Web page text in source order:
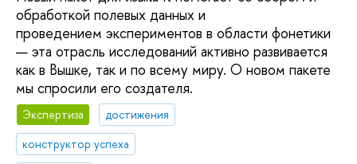
обработкой полевых данных и
проведением экспериментов в области фонетики
— эта отрасль исследований активно развивается
как в Вышке, так и по всему миру. О новом пакете
мы спросили его создателя.
Экспертиза
достижения
конструктор успеха